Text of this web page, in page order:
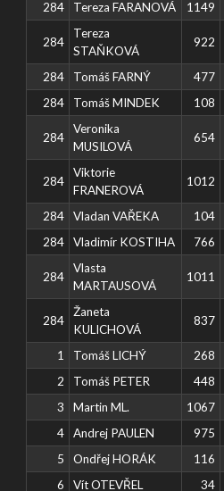
284
Tereza FARANOVÁ 1149
284
Tereza
STAŇKOVÁ
922
284 Tomáš FARNÝ 477
284
Tomáš MINDEK 108
284
Veronika
MUSILOVÁ
654
284
Viktorie
FRANEROVÁ
1012
284 Vladan VAŘEKA 104
284
Vladimír KOSTIHA 766
284
Vlasta
MARTAUSOVÁ
1011
284
Žaneta
KULICHOVÁ
837
1 Tomáš LICHÝ 268
2
Tomáš PETER 448
3
Martin ML. 1067
4
Andrej PAULEN 975
5
Ondřej HORÁK 116
6
Vít OTEVŘEL 34